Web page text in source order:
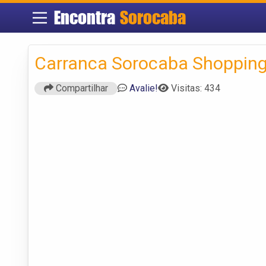
Encontra Sorocaba
Carranca Sorocaba
Compartilhar Avalie! Visitas: 434